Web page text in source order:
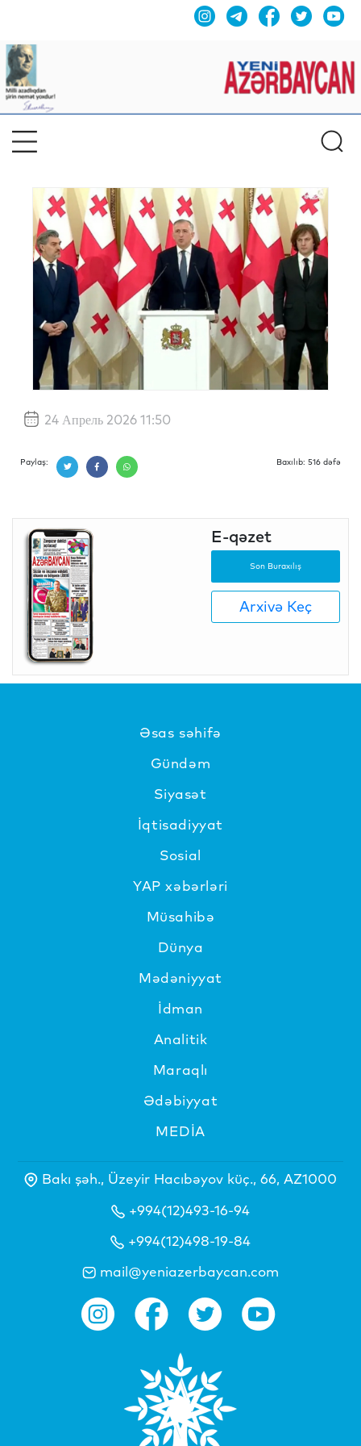
24 Апрель 2026 11:50
Paylaş: Baxılıb: 516 dəfə
E-qəzet
Son Buraxılış
Arxivə Keç
Əsas səhifə
Gündəm
Siyasət
İqtisadiyyat
Sosial
YAP xəbərləri
Müsahibə
Dünya
Mədəniyyat
İdman
Analitik
Maraqlı
Ədəbiyyat
MEDİA
Bakı şəh., Üzeyir Hacıbəyov küç., 66, AZ1000
+994(12)493-16-94
+994(12)498-19-84
mail@yeniazerbaycan.com